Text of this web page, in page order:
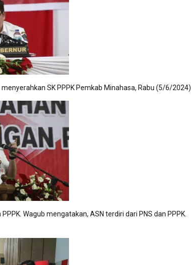
SK PPPK Pemkab Minahasa, Rabu (5/6/2024).
Wagub mengatakan, ASN terdiri dari PNS dan PPPK.